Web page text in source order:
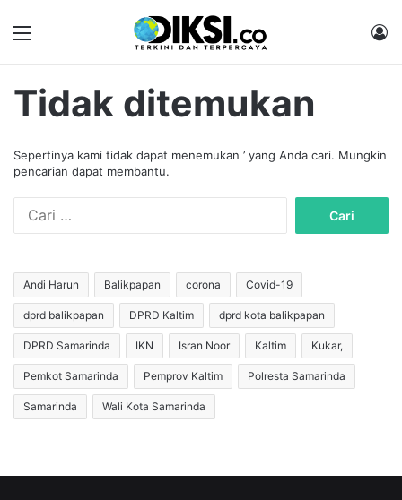
Tidak ditemukan
Sepertinya kami tidak dapat menemukan ’ yang Anda cari. Mungkin
pencarian dapat membantu.
u
n
t
u
k
:
Andi Harun Balikpapan corona Covid-19
dprd balikpapan DPRD Kaltim dprd kota balikpapan
DPRD Samarinda IKN Isran Noor Kaltim Kukar,
Pemkot Samarinda Pemprov Kaltim Polresta Samarinda
Samarinda Wali Kota Samarinda